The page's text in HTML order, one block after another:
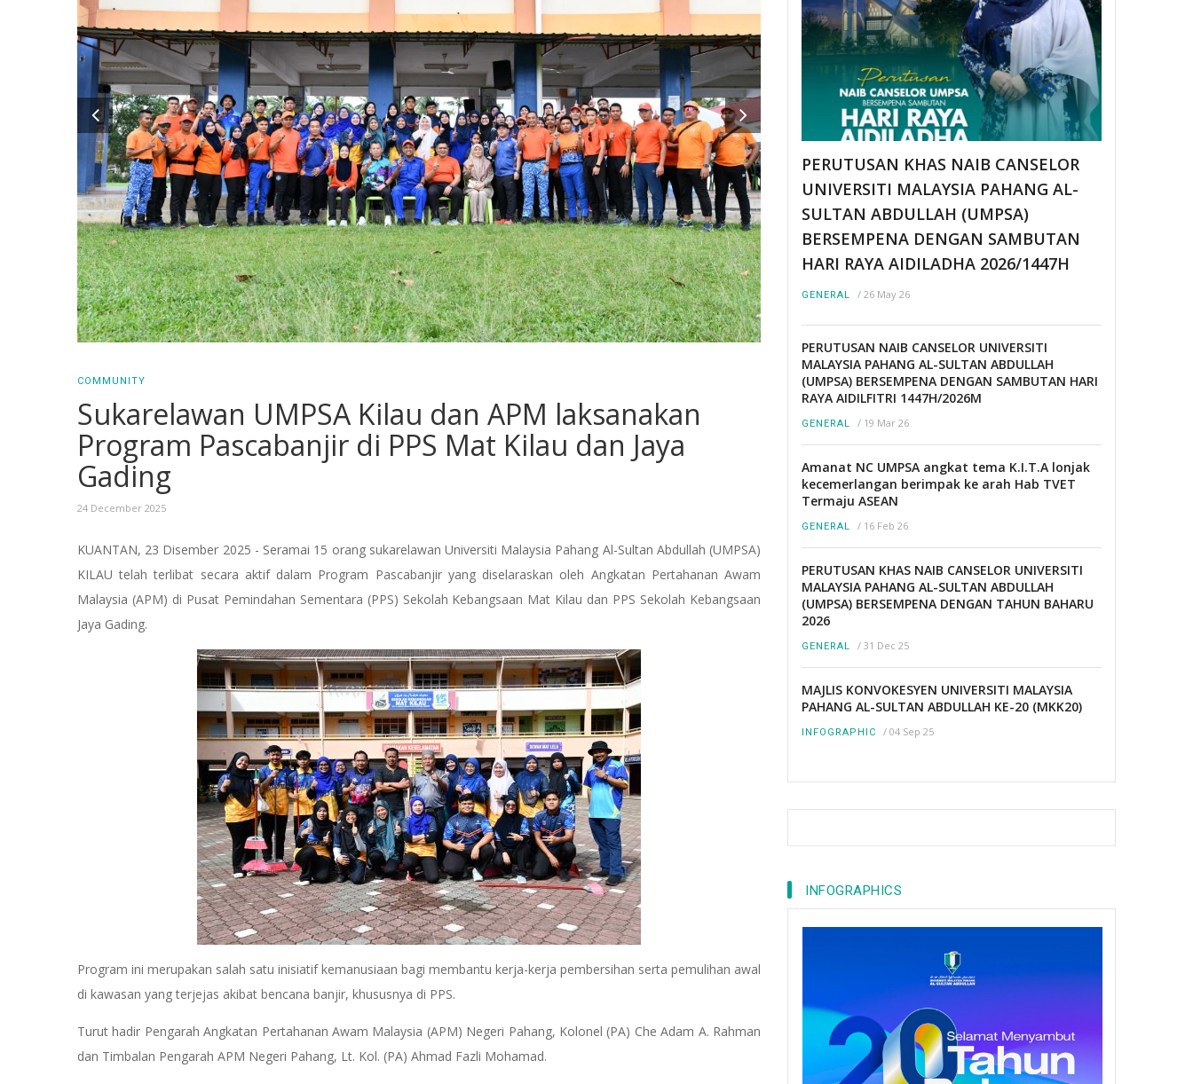
COMMUNITY
Sukarelawan UMPSA Kilau dan APM laksanakan
Program Pascabanjir di PPS Mat Kilau dan Jaya
Gading
24 December 2025
KUANTAN, 23 Disember 2025 - Seramai 15 orang sukarelawan Universiti Malaysia Pahang Al-Sultan Abdullah (UMPSA)
KILAU telah terlibat secara aktif dalam Program Pascabanjir yang diselaraskan oleh Angkatan Pertahanan Awam
Malaysia (APM) di Pusat Pemindahan Sementara (PPS) Sekolah Kebangsaan Mat Kilau dan PPS Sekolah Kebangsaan
Jaya Gading.
Program ini merupakan salah satu inisiatif kemanusiaan bagi membantu kerja-kerja pembersihan serta pemulihan awal
di kawasan yang terjejas akibat bencana banjir, khususnya di PPS.
Turut hadir Pengarah Angkatan Pertahanan Awam Malaysia (APM) Negeri Pahang, Kolonel (PA) Che Adam A. Rahman
dan Timbalan Pengarah APM Negeri Pahang, Lt. Kol. (PA) Ahmad Fazli Mohamad.
PERUTUSAN KHAS NAIB CANSELOR
UNIVERSITI MALAYSIA PAHANG AL-
SULTAN ABDULLAH (UMPSA)
BERSEMPENA DENGAN SAMBUTAN
HARI RAYA AIDILADHA 2026/1447H
GENERAL / 26 May 26
PERUTUSAN NAIB CANSELOR UNIVERSITI
MALAYSIA PAHANG AL-SULTAN ABDULLAH
(UMPSA) BERSEMPENA DENGAN SAMBUTAN HARI
RAYA AIDILFITRI 1447H/2026M
GENERAL / 19 Mar 26
Amanat NC UMPSA angkat tema K.I.T.A lonjak
kecemerlangan berimpak ke arah Hab TVET
Termaju ASEAN
GENERAL / 16 Feb 26
PERUTUSAN KHAS NAIB CANSELOR UNIVERSITI
MALAYSIA PAHANG AL-SULTAN ABDULLAH
(UMPSA) BERSEMPENA DENGAN TAHUN BAHARU
2026
GENERAL / 31 Dec 25
MAJLIS KONVOKESYEN UNIVERSITI MALAYSIA
PAHANG AL-SULTAN ABDULLAH KE-20 (MKK20)
INFOGRAPHIC / 04 Sep 25
INFOGRAPHICS